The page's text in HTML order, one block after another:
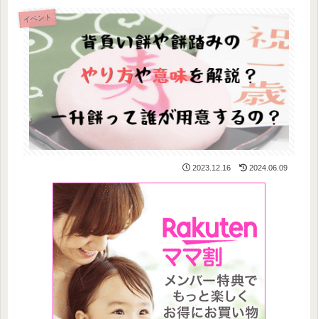
イベント
2023.12.16 2024.06.09